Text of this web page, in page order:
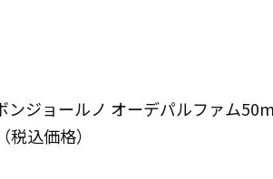
ンジョールノ オーデパルファム
込価格）